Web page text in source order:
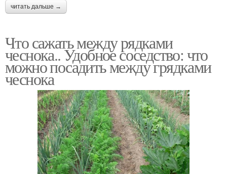
читать дальше →
Что сажать между рядками
чеснока.. Удобное соседство: что
можно посадить между грядками
чеснока